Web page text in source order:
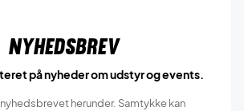
Nyhedsbrev
på nyheder om udstyr og events.
herunder. Samtykke kan